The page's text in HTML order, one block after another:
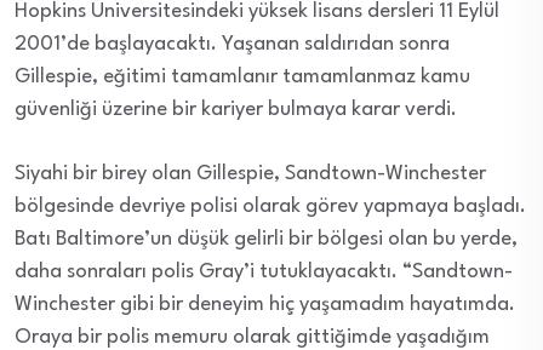
Hopkins Üniversitesindeki yüksek lisans dersleri 11 Eylül
2001’de başlayacaktı. Yaşanan saldırıdan sonra
Gillespie, eğitimi tamamlanır tamamlanmaz kamu
güvenliği üzerine bir kariyer bulmaya karar verdi.
Siyahi bir birey olan Gillespie, Sandtown-Winchester
bölgesinde devriye polisi olarak görev yapmaya başladı.
Batı Baltimore’un düşük gelirli bir bölgesi olan bu yerde,
daha sonraları polis Gray’i tutuklayacaktı. “Sandtown-
Winchester gibi bir deneyim hiç yaşamadım hayatımda.
Oraya bir polis memuru olarak gittiğimde yaşadığım